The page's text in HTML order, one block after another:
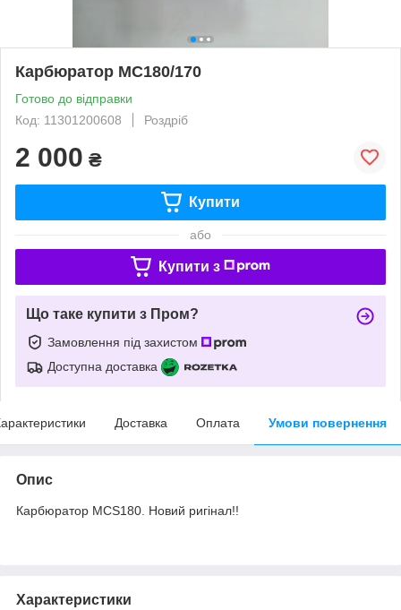
Карбюратор МС180/170
Готово до відправки
Код: 11301200608
Роздріб
2 000 ₴
Купити
або
Купити з
Що таке купити з Пром?
Замовлення під захистом
Доступна доставка
Доставка Оплата Умови повернення
Опис
Карбюратор МСS180. Новий ригінал!!
Характеристики